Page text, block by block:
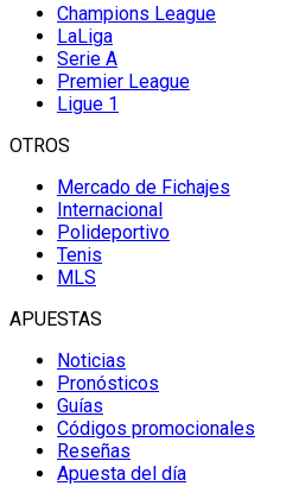
Champions League
LaLiga
Serie A
Premier League
Ligue 1
OTROS
Mercado de Fichajes
Internacional
Polideportivo
Tenis
MLS
APUESTAS
Noticias
Pronósticos
Guías
Códigos promocionales
Reseñas
Apuesta del día